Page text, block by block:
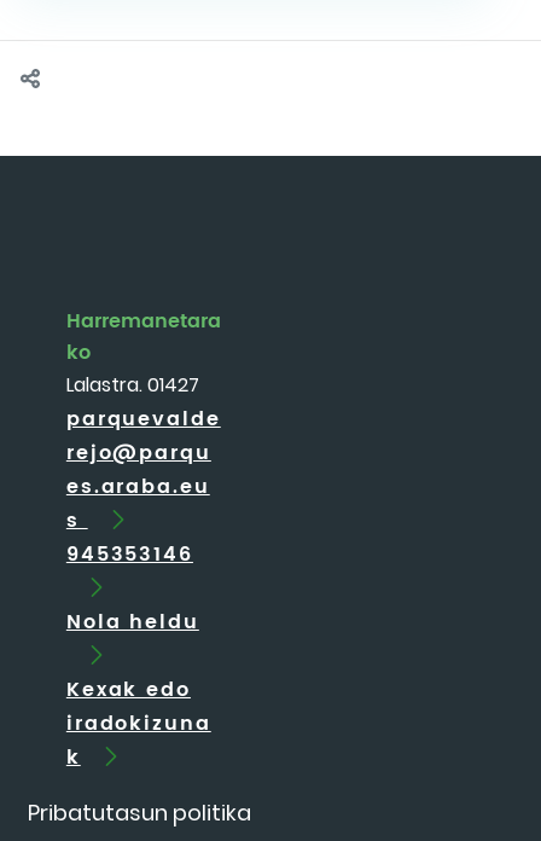
Pribatutasun politika
Harremanetara
ko
Lalastra. 01427
parquevalde
rejo@parqu
es.araba.eu
s
945353146
Nola heldu
Kexak edo
iradokizuna
k